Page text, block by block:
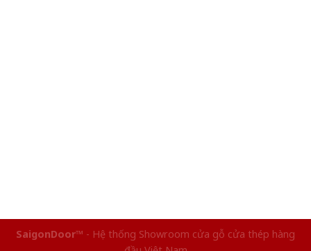
SaigonDoor™ - Hệ thống Showroom cửa gỗ cửa thép hàng